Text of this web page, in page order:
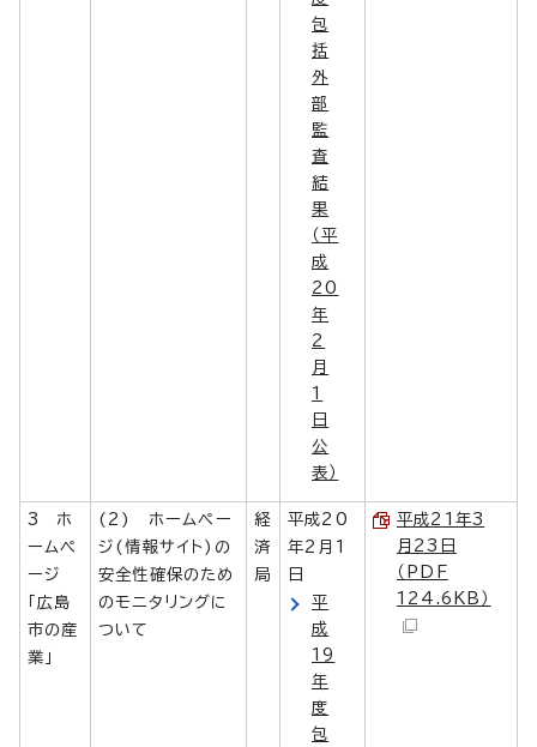
包
括
外
部
監
査
結
果
（平
成
20
年
2
月
1
日
公
表）
3 ホ
ームペ
ージ
「広島
市の産
業」
(2) ホームペー
ジ(情報サイト)の
安全性確保のため
のモニタリングに
ついて
経
済
局
平成20
年2月1
日
平
成
19
年
度
包
平成21年3
月23日
（PDF
124.6KB）